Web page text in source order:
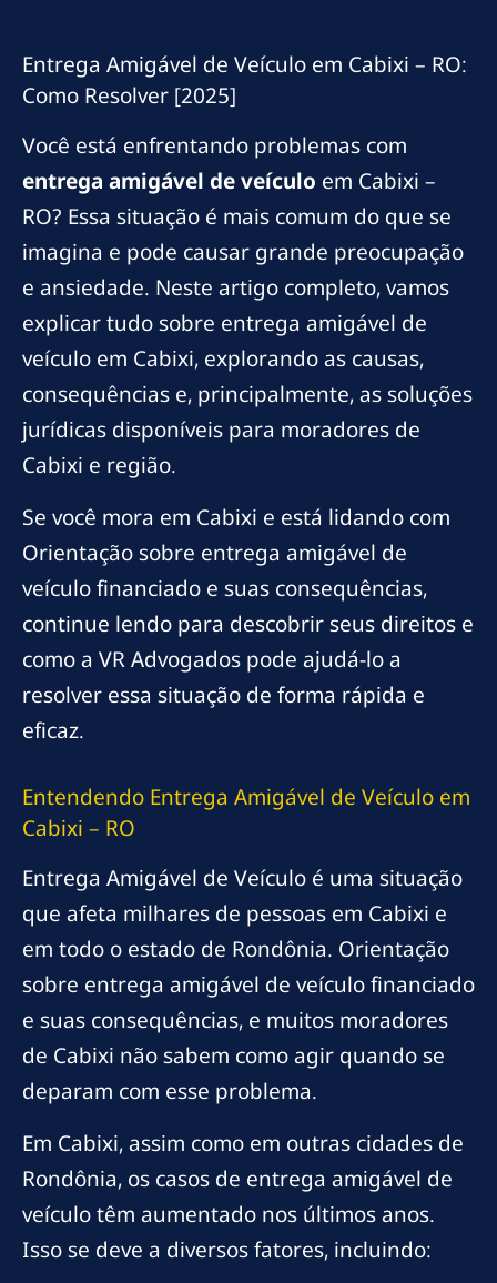
Entrega Amigável de Veículo em Cabixi – RO:
Como Resolver [2025]
Você está enfrentando problemas com
entrega amigável de veículo em Cabixi –
RO? Essa situação é mais comum do que se
imagina e pode causar grande preocupação
e ansiedade. Neste artigo completo, vamos
explicar tudo sobre entrega amigável de
veículo em Cabixi, explorando as causas,
consequências e, principalmente, as soluções
jurídicas disponíveis para moradores de
Cabixi e região.
Se você mora em Cabixi e está lidando com
Orientação sobre entrega amigável de
veículo financiado e suas consequências,
continue lendo para descobrir seus direitos e
como a VR Advogados pode ajudá-lo a
resolver essa situação de forma rápida e
eficaz.
Entendendo Entrega Amigável de Veículo em
Cabixi – RO
Entrega Amigável de Veículo é uma situação
que afeta milhares de pessoas em Cabixi e
em todo o estado de Rondônia. Orientação
sobre entrega amigável de veículo financiado
e suas consequências, e muitos moradores
de Cabixi não sabem como agir quando se
deparam com esse problema.
Em Cabixi, assim como em outras cidades de
Rondônia, os casos de entrega amigável de
veículo têm aumentado nos últimos anos.
Isso se deve a diversos fatores, incluindo: